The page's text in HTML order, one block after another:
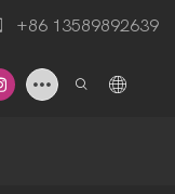
+86 13589892639